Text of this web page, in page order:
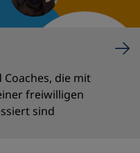
die mit
freiwilligen
sind